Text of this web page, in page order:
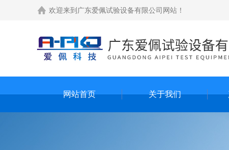
欢迎来到 广东爱佩试验设备有限公司网站 ！
网站首页 关于我们